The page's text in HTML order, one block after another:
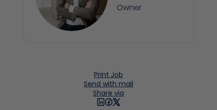
Owner
Print Job
Send with mail
Share via